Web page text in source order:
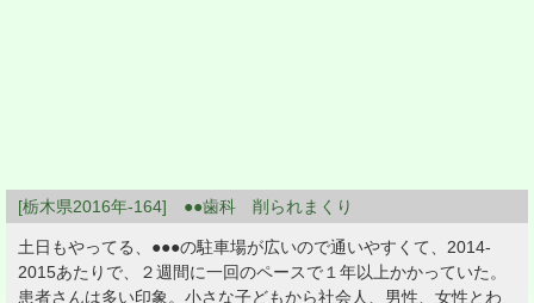
[栃木県2016年-164] ●●歯科 削られまくり
土日もやってる、●●●の駐車場が広いので通いやすくて、2014-
2015あたりで、２週間に一回のペースで１年以上かかっていた。
患者さんは多い印象。小さな子どもから社会人、男性、女性とわ